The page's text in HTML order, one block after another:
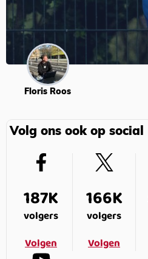
Floris Roos
Volg ons ook op social
187K
volgers
Volgen
166K
volgers
Volgen